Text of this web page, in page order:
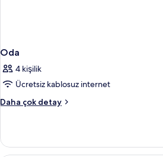
Oda
4 kişilik
Ücretsiz kablosuz internet
Daha çok detay
Oda
detay